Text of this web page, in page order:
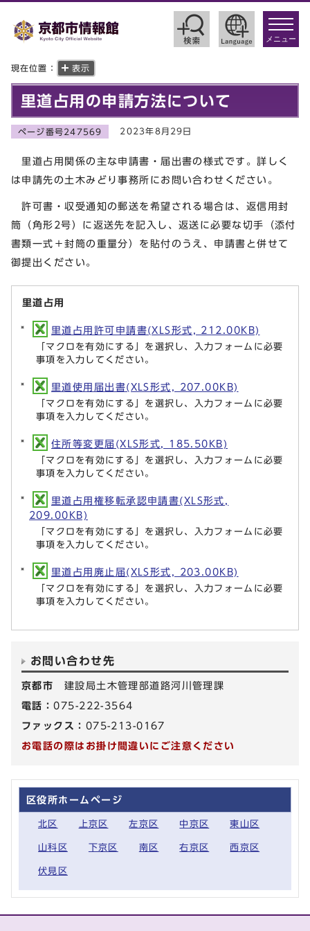
toggle
メニュー
現在位置： 表示
里道占用の申請方法について
ページ番号247569 2023年8月29日
里道占用関係の主な申請書・届出書の様式です。詳しく
は申請先の土木みどり事務所にお問い合わせください。
許可書・収受通知の郵送を希望される場合は、返信用封
筒（角形2号）に返送先を記入し、返送に必要な切手（添付
書類一式＋封筒の重量分）を貼付のうえ、申請書と併せて
御提出ください。
里道占用
里道占用許可申請書(XLS形式, 212.00KB)
「マクロを有効にする」を選択し、入力フォームに必要
事項を入力してください。
里道使用届出書(XLS形式, 207.00KB)
「マクロを有効にする」を選択し、入力フォームに必要
事項を入力してください。
住所等変更届(XLS形式, 185.50KB)
「マクロを有効にする」を選択し、入力フォームに必要
事項を入力してください。
里道占用権移転承認申請書(XLS形式,
209.00KB)
「マクロを有効にする」を選択し、入力フォームに必要
事項を入力してください。
里道占用廃止届(XLS形式, 203.00KB)
「マクロを有効にする」を選択し、入力フォームに必要
事項を入力してください。
お問い合わせ先
京都市 建設局土木管理部道路河川管理課
電話：075-222-3564
ファックス： 075-213-0167
お電話の際はお掛け間違いにご注意ください
区役所ホームページ
北区 上京区 左京区 中京区 東山区
山科区 下京区 南区 右京区 西京区
伏見区